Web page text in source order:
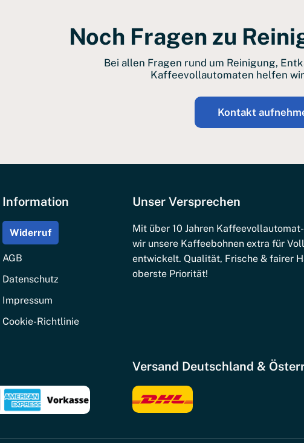
Noch Fragen zu
Bei allen Fragen rund um Reinigung,
Kaffeevollautomaten helfen
Kontakt
Information
Widerruf
AGB
Datenschutz
Impressum
Cookie-Richtlinie
Unser Versprechen
Mit über 10 Jahren
wir unsere Kaffeebohnen extra für
entwickelt. Qualität, Frische & fairer
oberste Priorität!
Versand Deutschland &